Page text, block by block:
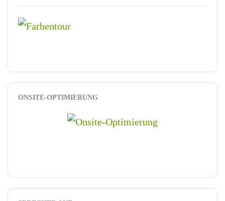
ONSITE-OPTIMIERUNG